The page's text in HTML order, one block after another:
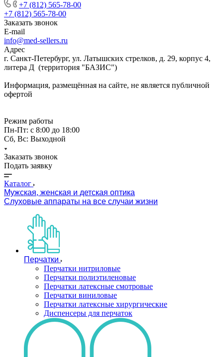
+7 (812) 565-78-00
+7 (812) 565-78-00
Заказать звонок
E-mail
info@med-sellers.ru
Адрес
г. Санкт-Петербург, ул. Латышских стрелков, д. 29, корпус 4,
литера Д (территория "БАЗИС")
Информация, размещённая на сайте, не является публичной
офертой
Режим работы
Пн-Пт: с 8:00 до 18:00
Сб, Вс: Выходной
Заказать звонок
Подать заявку
Каталог
Мужская, женская и детская оптика
Слуховые аппараты на все случаи жизни
Перчатки
Перчатки нитриловые
Перчатки полиэтиленовые
Перчатки латексные смотровые
Перчатки виниловые
Перчатки латексные хирургические
Диспенсеры для перчаток